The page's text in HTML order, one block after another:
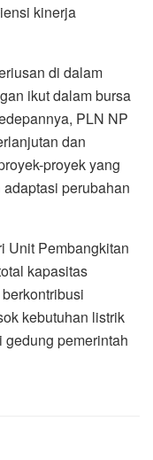
kinerja
di dalam
ikut dalam bursa
PLN NP
dan
proyek yang
perubahan
Unit Pembangkitan
kapasitas
kebutuhan listrik
gedung pemerintah